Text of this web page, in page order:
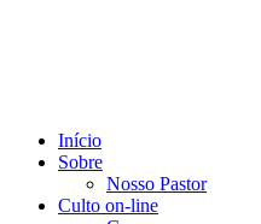
Início
Sobre
Nosso Pastor
Culto on-line